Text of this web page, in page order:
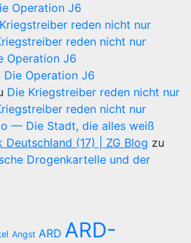
Operation J6
reden nicht nur
reden nicht nur
Operation J6
Die Operation J6
Die Kriegstreiber reden nicht nur
reden nicht nur
— Die Stadt, die alles weiß
Deutschland (17) | ZG Blog zu
Drogenkartelle und der
Angst ARD ARD-